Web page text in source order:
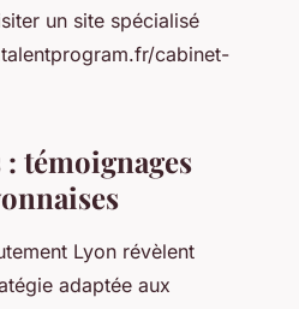
un site spécialisé
cabinet-
témoignages
Lyon révèlent
adaptée aux